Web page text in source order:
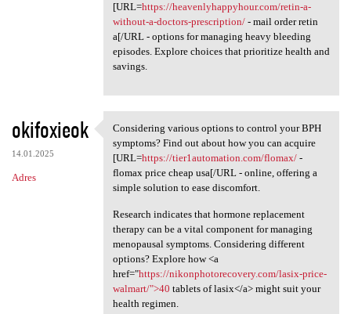
[URL=https://heavenlyhappyhour.com/retin-a-
without-a-doctors-prescription/- mail order retin
a[/URL - options for managing heavy bleeding
episodes. Explore choices that prioritize health and
savings.
okifoxieok
14.01.2025
Adres
Considering various options
Considering various options to control your BPH
symptoms? Find out about how you can acquire
[URL=https://tier1automation.com/flomax/-
flomax price cheap usa[/URL - online, offering a
simple solution to ease discomfort.
Research indicates that hormone replacement
therapy can be a vital component for managing
menopausal symptoms. Considering different
options? Explore how <a
href="https://nikonphotorecovery.com/lasix-price-
walmart/">40 tablets of lasix</a> might suit your
health regimen.